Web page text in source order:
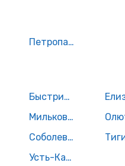
Петропавловск-Камчатский
Быстринский район
Мильковский район
Соболевский район
Усть-Камчатский район